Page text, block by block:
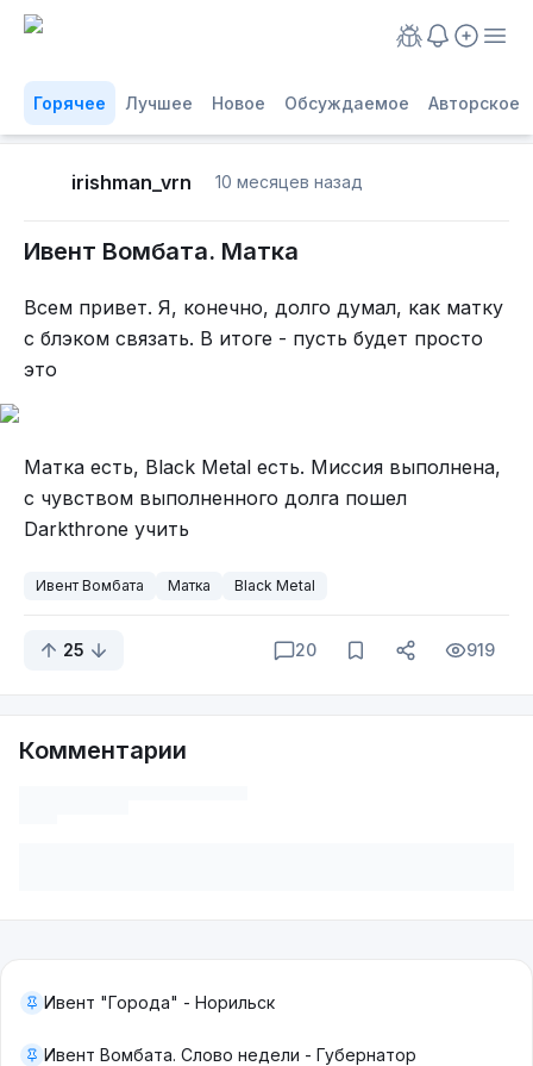
Горячее Лучшее Новое Обсуждаемое Авторское
irishman_vrn 10 месяцев назад
Ивент Вомбата. Матка
Всем привет. Я, конечно, долго думал, как матку
с блэком связать. В итоге - пусть будет просто
это
Матка есть, Black Metal есть. Миссия выполнена,
с чувством выполненного долга пошел
Darkthrone учить
Ивент Вомбата Матка Black Metal
25 20 919
Комментарии
Ивент "Города" - Норильск
Ивент Вомбата. Слово недели - Губернатор